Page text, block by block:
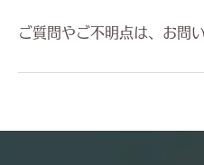
ご質問やご不明点は、お問